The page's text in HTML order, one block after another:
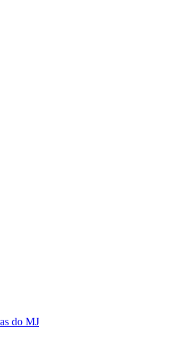
do MJ